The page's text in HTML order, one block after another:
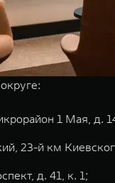
1 Мая, д.
23-й км
д. 41, к. 1;